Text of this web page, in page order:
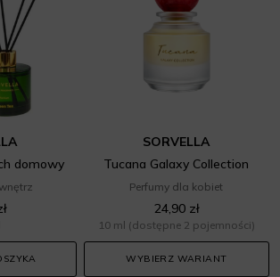
domowy
SORVELLA
Tucana Galaxy Collection
Perfumy dla kobiet
24,90 zł
10 ml (dostępne 2 pojemności)
WYBIERZ WARIANT